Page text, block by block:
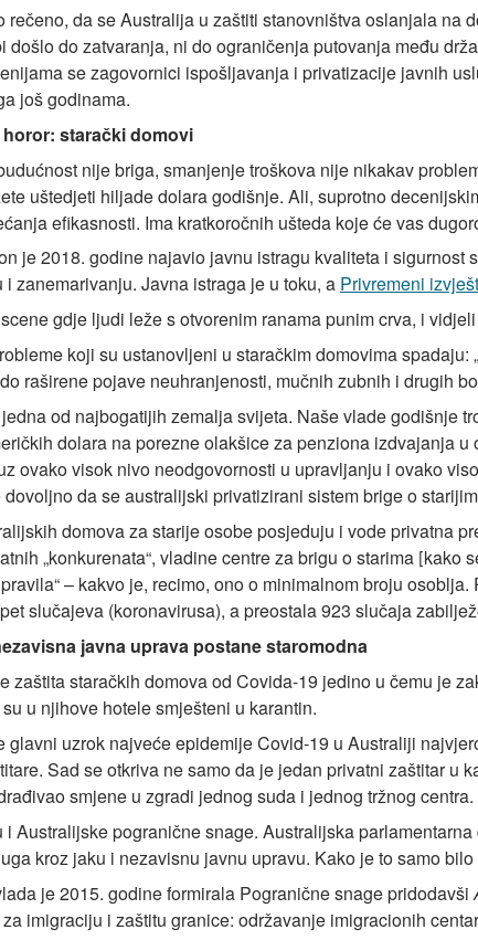
rečeno, da se Australija u zaštiti stanovništva oslanjala na
došlo do zatvaranja, ni do ograničenja putovanja među
se zagovornici ispošljavanja i privatizacije javnih
još godinama.
starački domovi
nije briga, smanjenje troškova nije nikakav
uštedjeti hiljade dolara godišnje. Ali, suprotno
efikasnosti. Ima kratkoročnih ušteda koje će vas
je 2018. godine najavio javnu istragu kvaliteta i
zanemarivanju. Javna istraga je u toku, a Privremeni
gdje ljudi leže s otvorenim ranama punim crva, i
koji su ustanovljeni u staračkim domovima
raširene pojave neuhranjenosti, mučnih zubnih i drugih
od najbogatijih zemalja svijeta. Naše vlade godišnje
dolara na porezne olakšice za penziona izdvajanja
ovako visok nivo neodgovornosti u upravljanju i ovako
da se australijski privatizirani sistem brige o
domova za starije osobe posjeduju i vode privatna
„konkurenata“, vladine centre za brigu o starima kako
– kakvo je, recimo, ono o minimalnom broju
slučajeva (koronavirusa), a preostala 923 slučaja
javna uprava postane staromodna
zaštita staračkih domova od Covida-19 jedino u čemu je
u njihove hotele smješteni u karantin.
glavni uzrok najveće epidemije Covid-19 u Australiji
Sad se otkriva ne samo da je jedan privatni zaštitar
smjene u zgradi jednog suda i jednog tržnog centra.
i Australijske pogranične snage. Australijska
kroz jaku i nezavisnu javnu upravu. Kako je to samo bilo
je 2015. godine formirala Pogranične snage pridodavši
imigraciju i zaštitu granice: održavanje imigracionih